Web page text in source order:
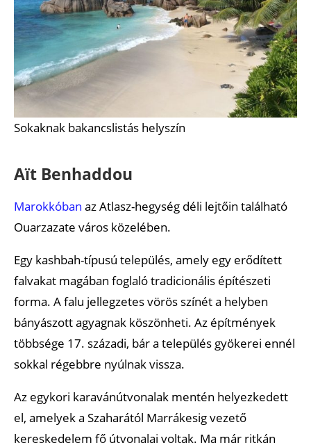
Sokaknak bakancslistás helyszín
Aït Benhaddou
Marokkóban az Atlasz-hegység déli lejtőin található
Ouarzazate város közelében.
Egy kashbah-típusú település, amely egy erődített
falvakat magában foglaló tradicionális építészeti
forma. A falu jellegzetes vörös színét a helyben
bányászott agyagnak köszönheti. Az építmények
többsége 17. századi, bár a település gyökerei ennél
sokkal régebbre nyúlnak vissza.
Az egykori karavánútvonalak mentén helyezkedett
el, amelyek a Szaharától Marrákesig vezető
kereskedelem fő útvonalai voltak. Ma már ritkán